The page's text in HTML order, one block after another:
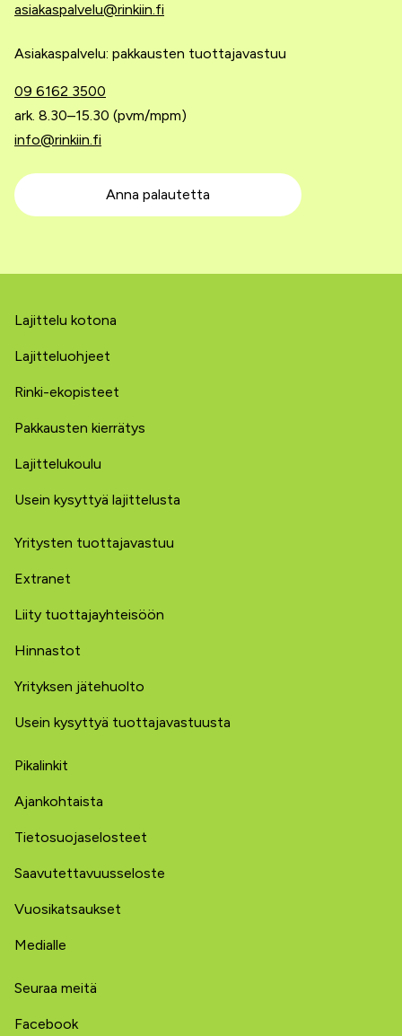
asiakaspalvelu@rinkiin.fi
Asiakaspalvelu: pakkausten tuottajavastuu
09 6162 3500
ark. 8.30–15.30 (pvm/mpm)
info@rinkiin.fi
Anna palautetta
Lajittelu kotona
Lajitteluohjeet
Rinki-ekopisteet
Pakkausten kierrätys
Lajittelukoulu
Usein kysyttyä lajittelusta
Yritysten tuottajavastuu
Extranet
Liity tuottajayhteisöön
Hinnastot
Yrityksen jätehuolto
Usein kysyttyä tuottajavastuusta
Pikalinkit
Ajankohtaista
Tietosuojaselosteet
Saavutettavuusseloste
Vuosikatsaukset
Medialle
Seuraa meitä
Facebook